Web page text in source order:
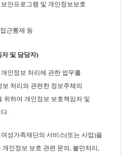
안프로그램 및 개인정보보호
근통제 등
및 담당자)
인정보 처리에 관한 업무를
처리와 관련한 정보주체의
위하여 개인정보 보호책임자 및
.
성가족재단의 서비스(또는 사업)을
인정보 보호 관련 문의, 불만처리,